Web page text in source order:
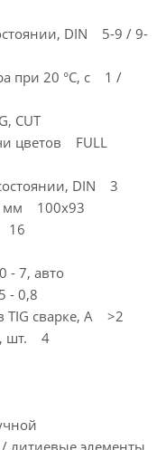
DIN 5-9 / 9-
при 20 °С, с 1 /
CUT
цветов FULL
DIN 3
мм 100х93
16
- 7, авто
- 0,8
TIG сварке, А >2
шт. 4
литиевые элементы